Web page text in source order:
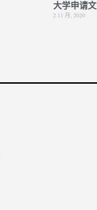
大学申请
2 11 月, 2020